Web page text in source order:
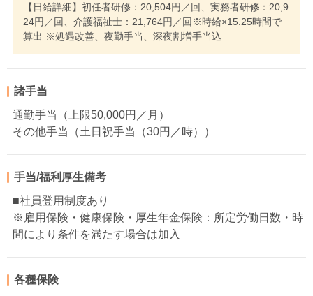
【日給詳細】初任者研修：20,504円／回、実務者研修：20,9
24円／回、介護福祉士：21,764円／回※時給×15.25時間で
算出 ※処遇改善、夜勤手当、深夜割増手当込
諸手当
通勤手当（上限50,000円／月）
その他手当（土日祝手当（30円／時））
手当/福利厚生備考
■社員登用制度あり
※雇用保険・健康保険・厚生年金保険：所定労働日数・時
間により条件を満たす場合は加入
各種保険